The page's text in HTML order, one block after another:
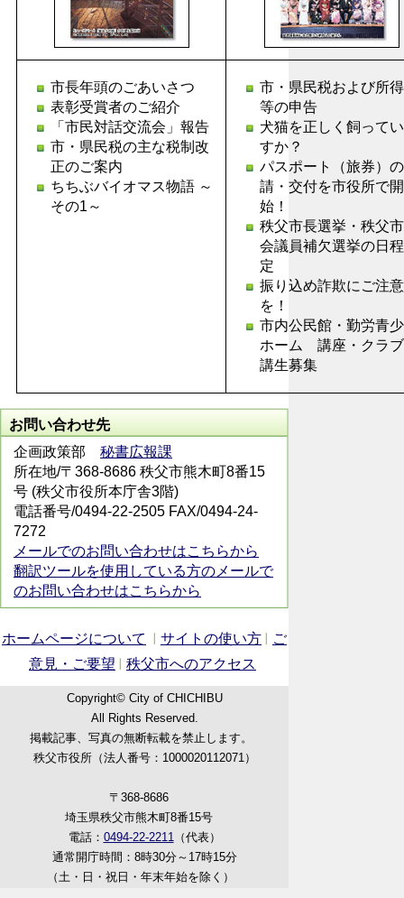
市長年頭のごあいさつ
表彰受賞者のご紹介
「市民対話交流会」報告
市・県民税の主な税制改
正のご案内
ちちぶバイオマス物語 ～
その1～
市・県民税および所
等の申告
犬猫を正しく飼って
すか？
パスポート（旅券）
請・交付を市役所で開
始！
秩父市長選挙・秩父
会議員補欠選挙の日
定
振り込め詐欺にご注意
を！
市内公民館・勤労青
ホーム 講座・クラ
講生募集
お問い合わせ先
企画政策部 秘書広報課
所在地/〒368-8686 秩父市熊木町8番15
号 (秩父市役所本庁舎3階)
電話番号/0494-22-2505 FAX/0494-24-
7272
メールでのお問い合わせはこちらから
翻訳ツールを使用している方のメールで
のお問い合わせはこちらから
ホームページについて サイトの使い方
ご
意見・ご要望
秩父市へのアクセス
Copyright© City of CHICHIBU
All Rights Reserved.
掲載記事、写真の無断転載を禁止します。
秩父市役所（法人番号：1000020112071）
〒368-8686
埼玉県秩父市熊木町8番15号
電話： 0494-22-2211（代表）
通常開庁時間：8時30分～17時15分
（土・日・祝日・年末年始を除く）